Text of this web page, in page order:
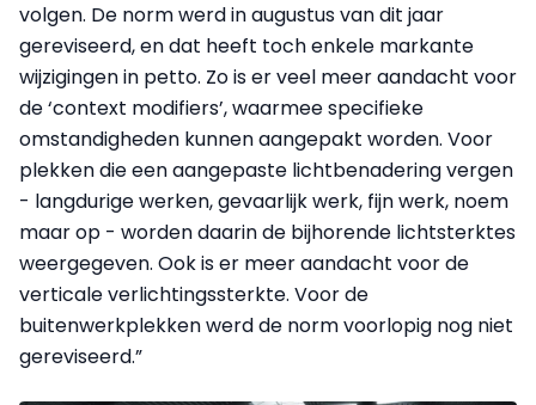
volgen. De norm werd in augustus van dit jaar
gereviseerd, en dat heeft toch enkele markante
wijzigingen in petto. Zo is er veel meer aandacht voor
de ‘context modifiers’, waarmee specifieke
omstandigheden kunnen aangepakt worden. Voor
plekken die een aangepaste lichtbenadering vergen
- langdurige werken, gevaarlijk werk, fijn werk, noem
maar op - worden daarin de bijhorende lichtsterktes
weergegeven. Ook is er meer aandacht voor de
verticale verlichtingssterkte. Voor de
buitenwerkplekken werd de norm voorlopig nog niet
gereviseerd.”